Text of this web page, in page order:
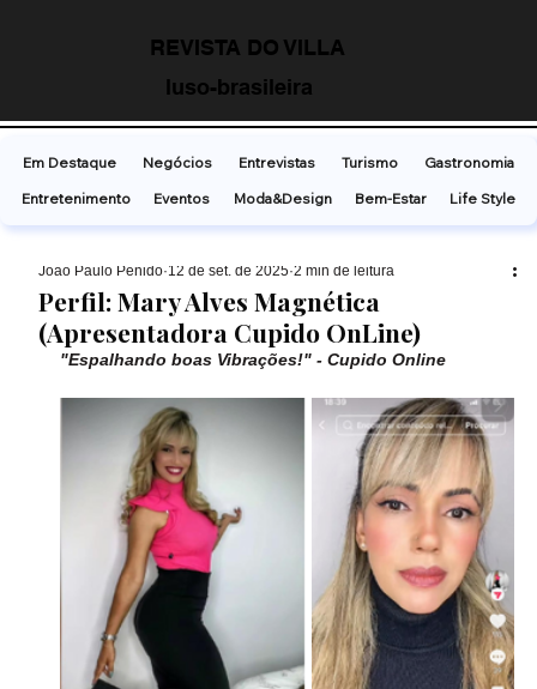
REVISTA DO VILLA
luso-brasileira
Perfil: Mary Alves Magnética
(Apresentadora Cupido OnLine)
João Paulo Penido 12 de set. de 2025 2 min de leitura
"Espalhando boas Vibrações!" - Cupido Online
Em Destaque Negócios Entrevistas Turismo
Gastronomia
Entretenimento
Eventos Moda&Design Bem-Estar Life Style